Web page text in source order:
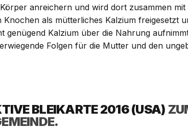
anreichern und wird dort zusammen
als mütterliches Kalzium freigesetzt
genügend Kalzium über die Nahrung
Folgen für die Mutter und den
BLEIKARTE 2016 (USA)